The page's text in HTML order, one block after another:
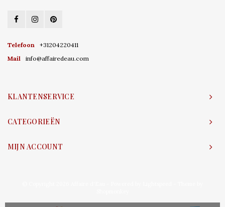
Telefoon
+31204220411
Mail
info@affairedeau.com
KLANTENSERVICE
CATEGORIEËN
MIJN ACCOUNT